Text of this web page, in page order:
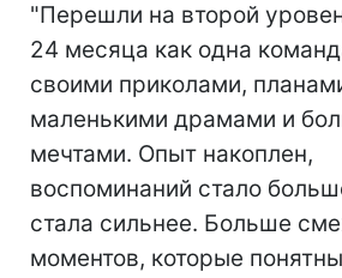
"Перешли на второй
24 месяца как одна
своими приколами,
маленькими драмами и
мечтами. Опыт накоплен,
воспоминаний стало
стала сильнее. Больше
моментов, которые